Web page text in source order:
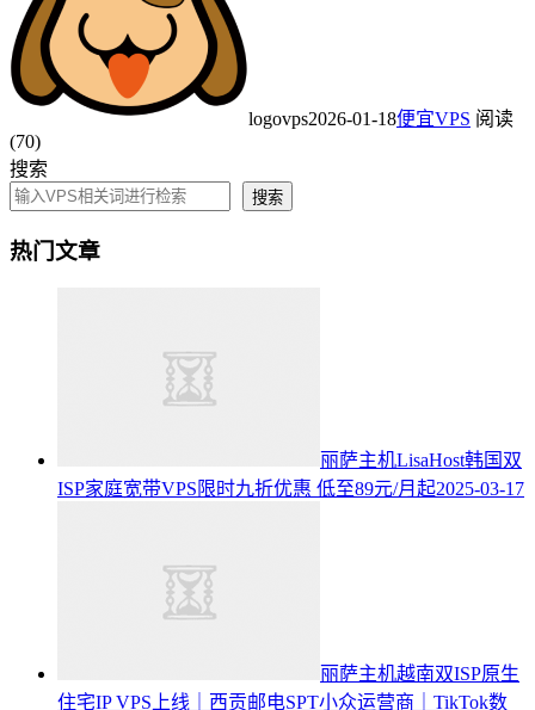
logovps2026-01-18便宜VPS 阅读
(70)
搜索
搜索
热门文章
丽萨主机LisaHost韩国双
ISP家庭宽带VPS限时九折优惠 低至89元/月起2025-03-17
丽萨主机越南双ISP原生
住宅IP VPS上线｜西贡邮电SPT小众运营商｜TikTok数